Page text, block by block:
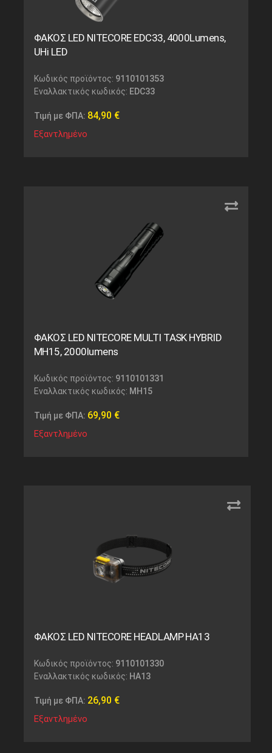
ΦΑΚΟΣ LED NITECORE EDC33, 4000Lumens,
UHi LED
Κωδικός προϊόντος: 9110101353
Εναλλακτικός κωδικός: EDC33
Τιμή με ΦΠΑ: 84,90 €
Εξαντλημένο
ΦΑΚΟΣ LED NITECORE MULTI TASK HYBRID
MH15, 2000lumens
Κωδικός προϊόντος: 9110101331
Εναλλακτικός κωδικός: MH15
Τιμή με ΦΠΑ: 69,90 €
Εξαντλημένο
ΦΑΚΟΣ LED NITECORE HEADLAMP HA13
Κωδικός προϊόντος: 9110101330
Εναλλακτικός κωδικός: HA13
Τιμή με ΦΠΑ: 26,90 €
Εξαντλημένο